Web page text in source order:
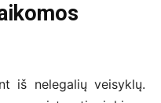
iš nelegalių veisyklų.